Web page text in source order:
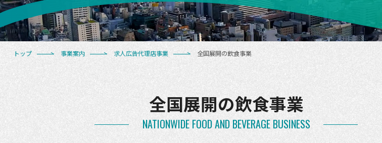
トップ 事業案内 求人広告代理店事業 全国展開の飲食事業
全国展開の飲食事業
NATIONWIDE FOOD AND BEVERAGE BUSINESS